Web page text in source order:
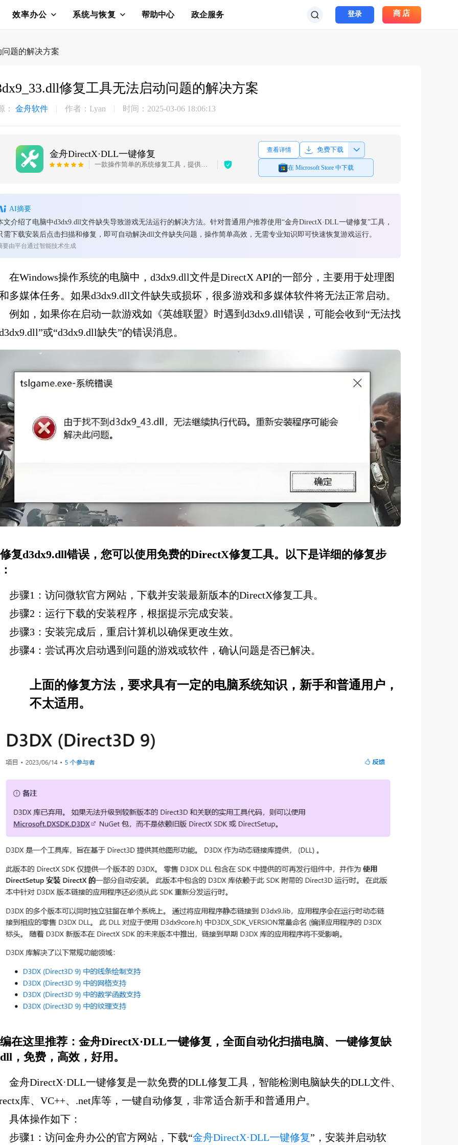
效率办公 系统与恢复 帮助中心 政企服务 登录 商店
问题的解决方案
修复工具无法启动问题的解决方案
： 金舟软件 作者：Lyan 时间：2025-03-06 18:06:13
金舟DirectX·DLL一键修复
一款操作简单的系统修复工具，提供全面扫描、DirectX、运行库、系统DLL、手动修复五大模式，修复在电脑运行过程中，因dll文件异常导致的运行故障问题，提供稳定、可靠的修复服务。无论是常用的办公软件还是热门的游戏，若出现因dll文件缺失导致的报错，只需轻轻一点，我们的工具即可迅速定位并修复问题，让你的软件和游戏重新焕发活力！无需计算机基础，小白用户也能轻松使用，只需几步即可完成修复过程。
查看详情 免费下载
在 Microsoft Store 中下载
AI摘要
文介绍了电脑中d3dx9.dll文件缺失导致游戏无法运行的解决方法。针对普通用户推荐使用“金舟DirectX·DLL一键修复”工具，
需下载安装后点击扫描和修复，即可自动解决dll文件缺失问题，操作简单高效，无需专业知识即可快速恢复游戏运行。
要由平台通过智能技术生成
在Windows操作系统的电脑中，d3dx9.dll文件是DirectX API的一部分，主要用于处理图
多媒体任务。如果d3dx9.dll文件缺失或损坏，很多游戏和多媒体软件将无法正常启动。
例如，如果你在启动一款游戏如《英雄联盟》时遇到d3dx9.dll错误，可能会收到“无法找
或“d3dx9.dll缺失”的错误消息。
复d3dx9.dll错误，您可以使用免费的DirectX修复工具。以下是详细的修复步
步骤1：访问微软官方网站，下载并安装最新版本的DirectX修复工具。
步骤2：运行下载的安装程序，根据提示完成安装。
步骤3：安装完成后，重启计算机以确保更改生效。
步骤4：尝试再次启动遇到问题的游戏或软件，确认问题是否已解决。
上面的修复方法，要求具有一定的电脑系统知识，新手和普通用户，
不太适用。
在这里推荐：金舟DirectX·DLL一键修复，全面自动化扫描电脑、一键修复缺
，免费，高效，好用。
金舟DirectX·DLL一键修复是一款免费的DLL修复工具，智能检测电脑缺失的DLL文件、
库、VC++、.net库等，一键自动修复，非常适合新手和普通用户。
具体操作如下：
步骤1：访问金舟办公的官方网站，下载“金舟DirectX·DLL一键修复”，安装并启动软